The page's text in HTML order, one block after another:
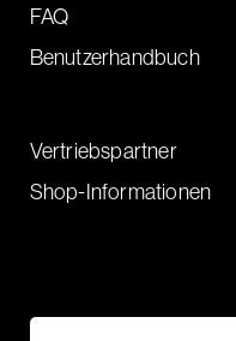
FAQ
Benutzerhandbuch
Vertriebspartner
Shop-Informationen